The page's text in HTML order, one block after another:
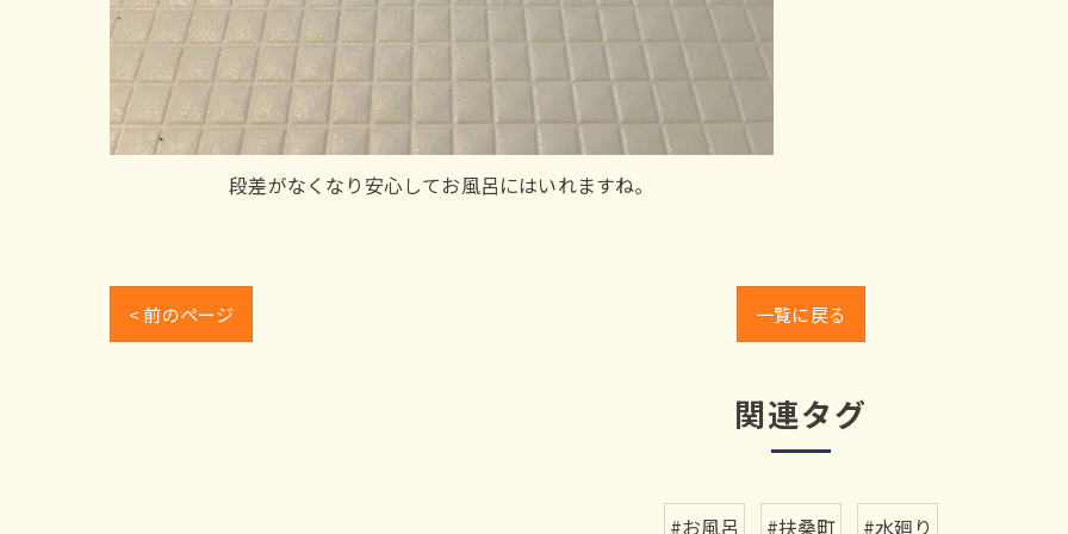
段差がなくなり安心してお風呂にはいれますね。
< 前のページ 一覧に戻る
関連タグ
#お風呂 #扶桑町 #水廻り